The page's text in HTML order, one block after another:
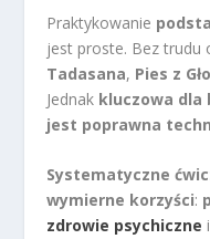
Praktykowanie
jest proste. Bez trudu
Tadasana, Pies z
Jednak kluczowa
jest poprawna
Systematyczne
wymierne korzyści:
zdrowie psychiczne